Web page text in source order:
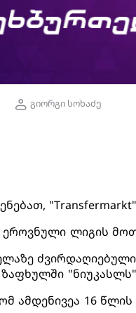
გიორგი სოხაძე
ეროვნული ლიგის
ამდენივეა 16